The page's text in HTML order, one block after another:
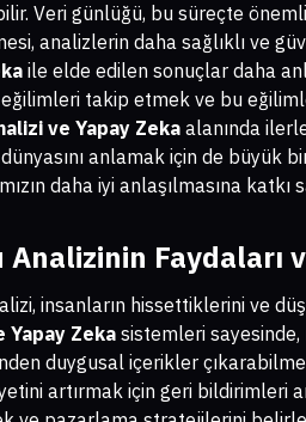
Veri günlüğü, bu süreçte
analizlerin daha sağlıklı ve
ile elde edilen sonuçlar daha
takip etmek ve bu
ve Yapay Zekaalanında
anlamak için de büyük
daha iyi anlaşılmasına katkı
Analizinin Faydaları
insanların hissettiklerini ve
Yapay Zekasistemleri
duygusal içerikler
artırmak için geri bildirimleri